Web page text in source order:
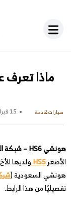
سيارات قادمة 15 فبراير 2023 - 10 صباحًا
هونشي HS6 – شبكة السيارات الصينية
الأصغرHS5 ولديها
هونشي السعودية (
تفصيليًا من هذا الرابط.